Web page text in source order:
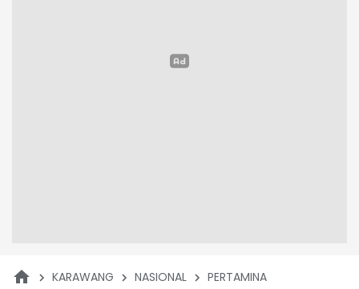
KARAWANG NASIONAL PERTAMINA